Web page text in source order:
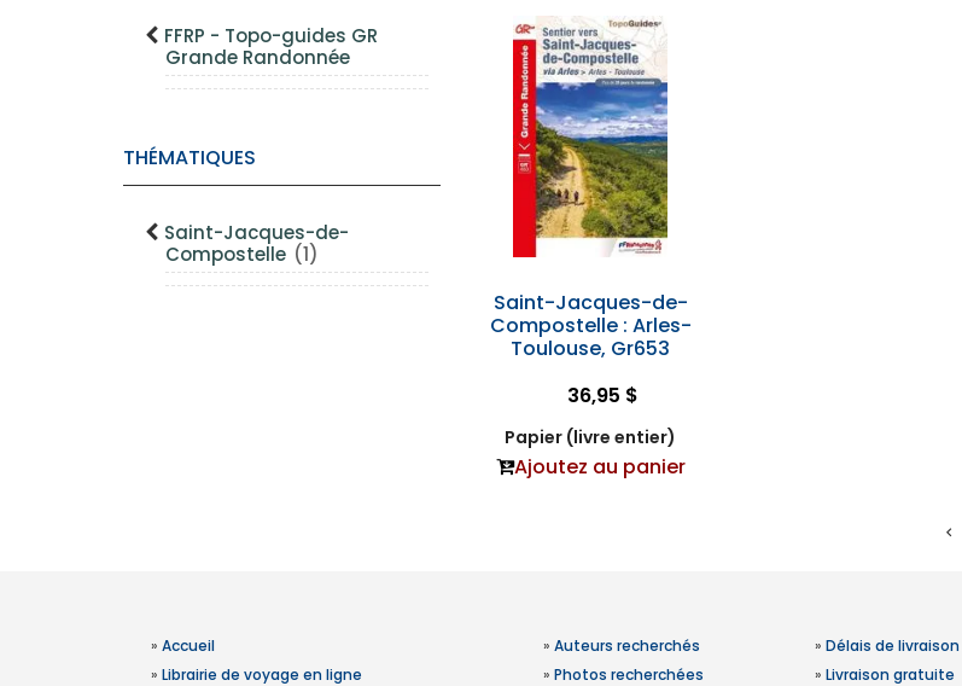
FFRP - Topo-guides GR
Grande Randonnée
THÉMATIQUES
Saint-Jacques-de-
Compostelle (1)
Saint-Jacques-de-
Compostelle : Arles-
Toulouse, Gr653
36,95 $
Papier (livre entier)
Ajoutez au panier
» Accueil
» Librairie de voyage en ligne
» Auteurs recherchés
» Photos recherchées
» Délais de livraison
» Livraison gratuite